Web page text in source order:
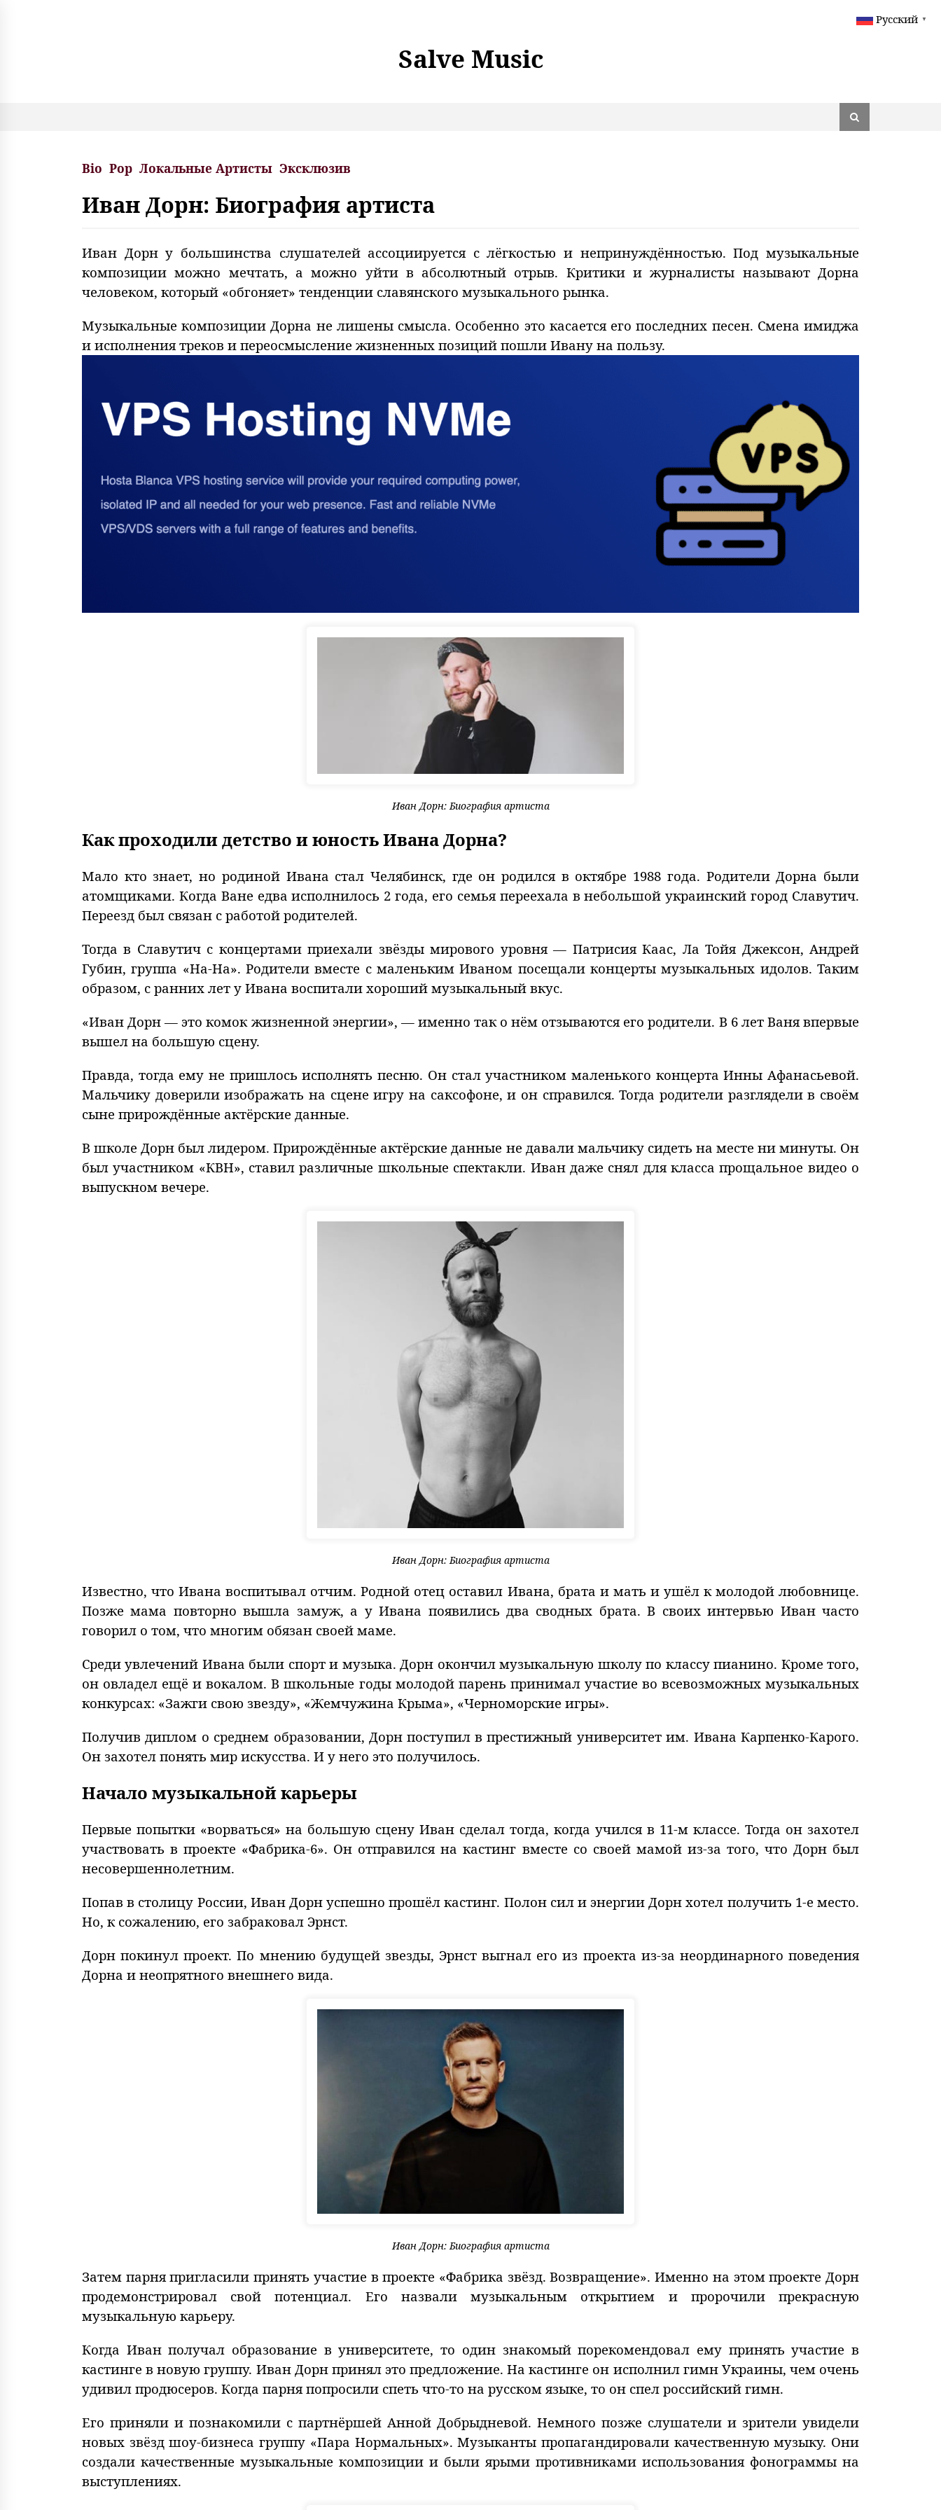
Salve Music
Bio Pop Локальные Артисты Эксклюзив
Иван Дорн: Биография артиста
Иван Дорн у большинства слушателей ассоциируется с лёгкостью и непринуждённостью. Под музыкальные
композиции можно мечтать, а можно уйти в абсолютный отрыв. Критики и журналисты называют Дорна
человеком, который «обгоняет» тенденции славянского музыкального рынка.
Музыкальные композиции Дорна не лишены смысла. Особенно это касается его последних песен. Смена имиджа
и исполнения треков и переосмысление жизненных позиций пошли Ивану на пользу.
Иван Дорн: Биография артиста
Как проходили детство и юность Ивана Дорна?
Мало кто знает, но родиной Ивана стал Челябинск, где он родился в октябре 1988 года. Родители Дорна были
атомщиками. Когда Ване едва исполнилось 2 года, его семья переехала в небольшой украинский город Славутич.
Переезд был связан с работой родителей.
Тогда в Славутич с концертами приехали звёзды мирового уровня — Патрисия Каас, Ла Тойя Джексон, Андрей
Губин, группа «На-На». Родители вместе с маленьким Иваном посещали концерты музыкальных идолов. Таким
образом, с ранних лет у Ивана воспитали хороший музыкальный вкус.
«Иван Дорн — это комок жизненной энергии», — именно так о нём отзываются его родители. В 6 лет Ваня впервые
вышел на большую сцену.
Правда, тогда ему не пришлось исполнять песню. Он стал участником маленького концерта Инны Афанасьевой.
Мальчику доверили изображать на сцене игру на саксофоне, и он справился. Тогда родители разглядели в своём
сыне прирождённые актёрские данные.
В школе Дорн был лидером. Прирождённые актёрские данные не давали мальчику сидеть на месте ни минуты. Он
был участником «КВН», ставил различные школьные спектакли. Иван даже снял для класса прощальное видео о
выпускном вечере.
Иван Дорн: Биография артиста
Известно, что Ивана воспитывал отчим. Родной отец оставил Ивана, брата и мать и ушёл к молодой любовнице.
Позже мама повторно вышла замуж, а у Ивана появились два сводных брата. В своих интервью Иван часто
говорил о том, что многим обязан своей маме.
Среди увлечений Ивана были спорт и музыка. Дорн окончил музыкальную школу по классу пианино. Кроме того,
он овладел ещё и вокалом. В школьные годы молодой парень принимал участие во всевозможных музыкальных
конкурсах: «Зажги свою звезду», «Жемчужина Крыма», «Черноморские игры».
Получив диплом о среднем образовании, Дорн поступил в престижный университет им. Ивана Карпенко-Карого.
Он захотел понять мир искусства. И у него это получилось.
Начало музыкальной карьеры
Первые попытки «ворваться» на большую сцену Иван сделал тогда, когда учился в 11-м классе. Тогда он захотел
участвовать в проекте «Фабрика-6». Он отправился на кастинг вместе со своей мамой из-за того, что Дорн был
несовершеннолетним.
Попав в столицу России, Иван Дорн успешно прошёл кастинг. Полон сил и энергии Дорн хотел получить 1-е место.
Но, к сожалению, его забраковал Эрнст.
Дорн покинул проект. По мнению будущей звезды, Эрнст выгнал его из проекта из-за неординарного поведения
Дорна и неопрятного внешнего вида.
Иван Дорн: Биография артиста
Затем парня пригласили принять участие в проекте «Фабрика звёзд. Возвращение». Именно на этом проекте Дорн
продемонстрировал свой потенциал. Его назвали музыкальным открытием и пророчили прекрасную
музыкальную карьеру.
Когда Иван получал образование в университете, то один знакомый порекомендовал ему принять участие в
кастинге в новую группу. Иван Дорн принял это предложение. На кастинге он исполнил гимн Украины, чем очень
удивил продюсеров. Когда парня попросили спеть что-то на русском языке, то он спел российский гимн.
Его приняли и познакомили с партнёршей Анной Добрыдневой. Немного позже слушатели и зрители увидели
новых звёзд шоу-бизнеса группу «Пара Нормальных». Музыканты пропагандировали качественную музыку. Они
создали качественные музыкальные композиции и были ярыми противниками использования фонограммы на
выступлениях.
Русский ▼